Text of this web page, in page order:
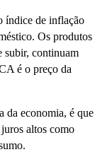
índice de inflação
Os produtos
subir, continuam
é o preço da
da economia, é que
altos como